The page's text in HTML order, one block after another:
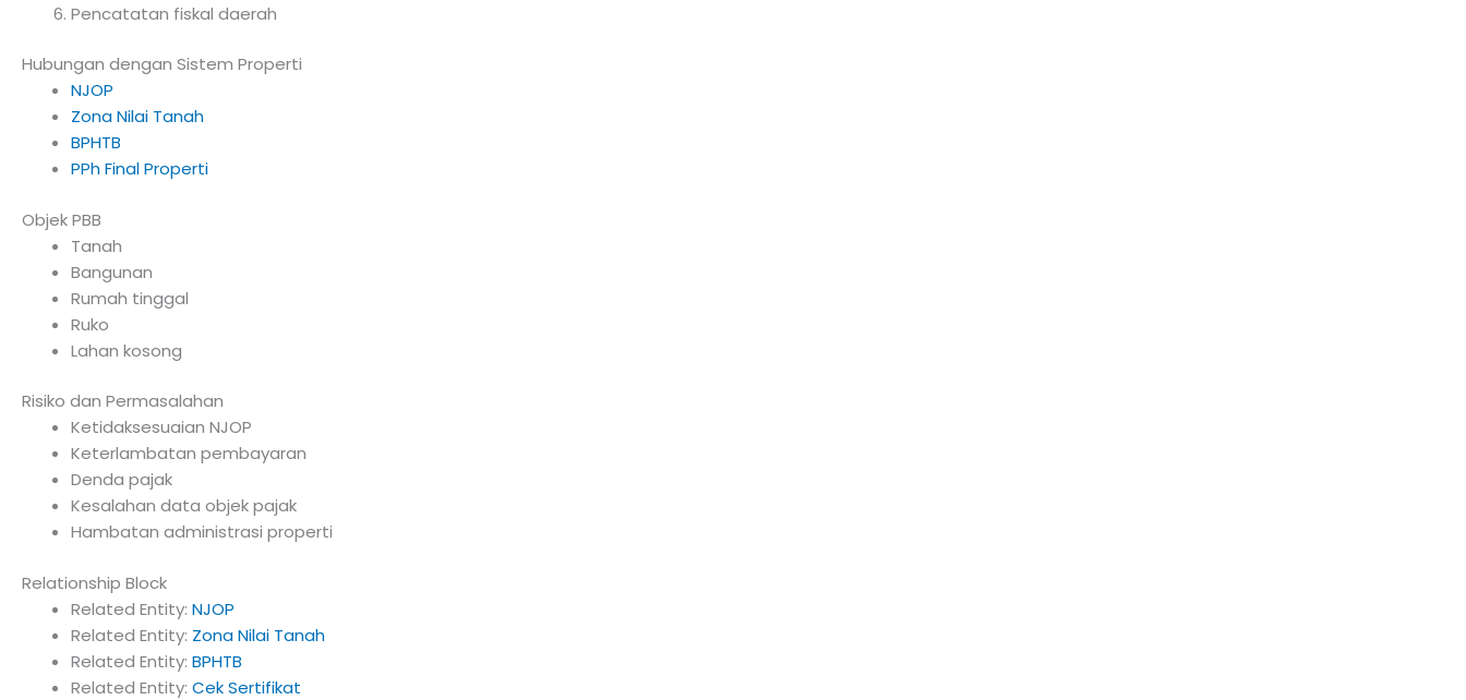
Pencatatan fiskal daerah
Hubungan dengan Sistem Properti
NJOP
Zona Nilai Tanah
BPHTB
PPh Final Properti
Objek PBB
Tanah
Bangunan
Rumah tinggal
Ruko
Lahan kosong
Risiko dan Permasalahan
Ketidaksesuaian NJOP
Keterlambatan pembayaran
Denda pajak
Kesalahan data objek pajak
Hambatan administrasi properti
Relationship Block
Related Entity: NJOP
Related Entity: Zona Nilai Tanah
Related Entity: BPHTB
Related Entity: Cek Sertifikat